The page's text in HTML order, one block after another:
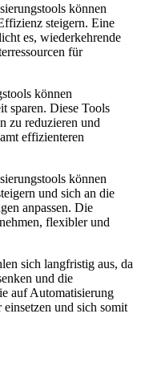
können
steigern. ⁣Eine
es, wiederkehrende
​für
können
sparen. Diese Tools
⁣zu reduzieren und
effizienteren
können
und‍ sich an ‍die⁣
anpassen. Die
flexibler und
sich ⁤langfristig aus, da
und⁢ die
auf Automatisierung
und sich somit